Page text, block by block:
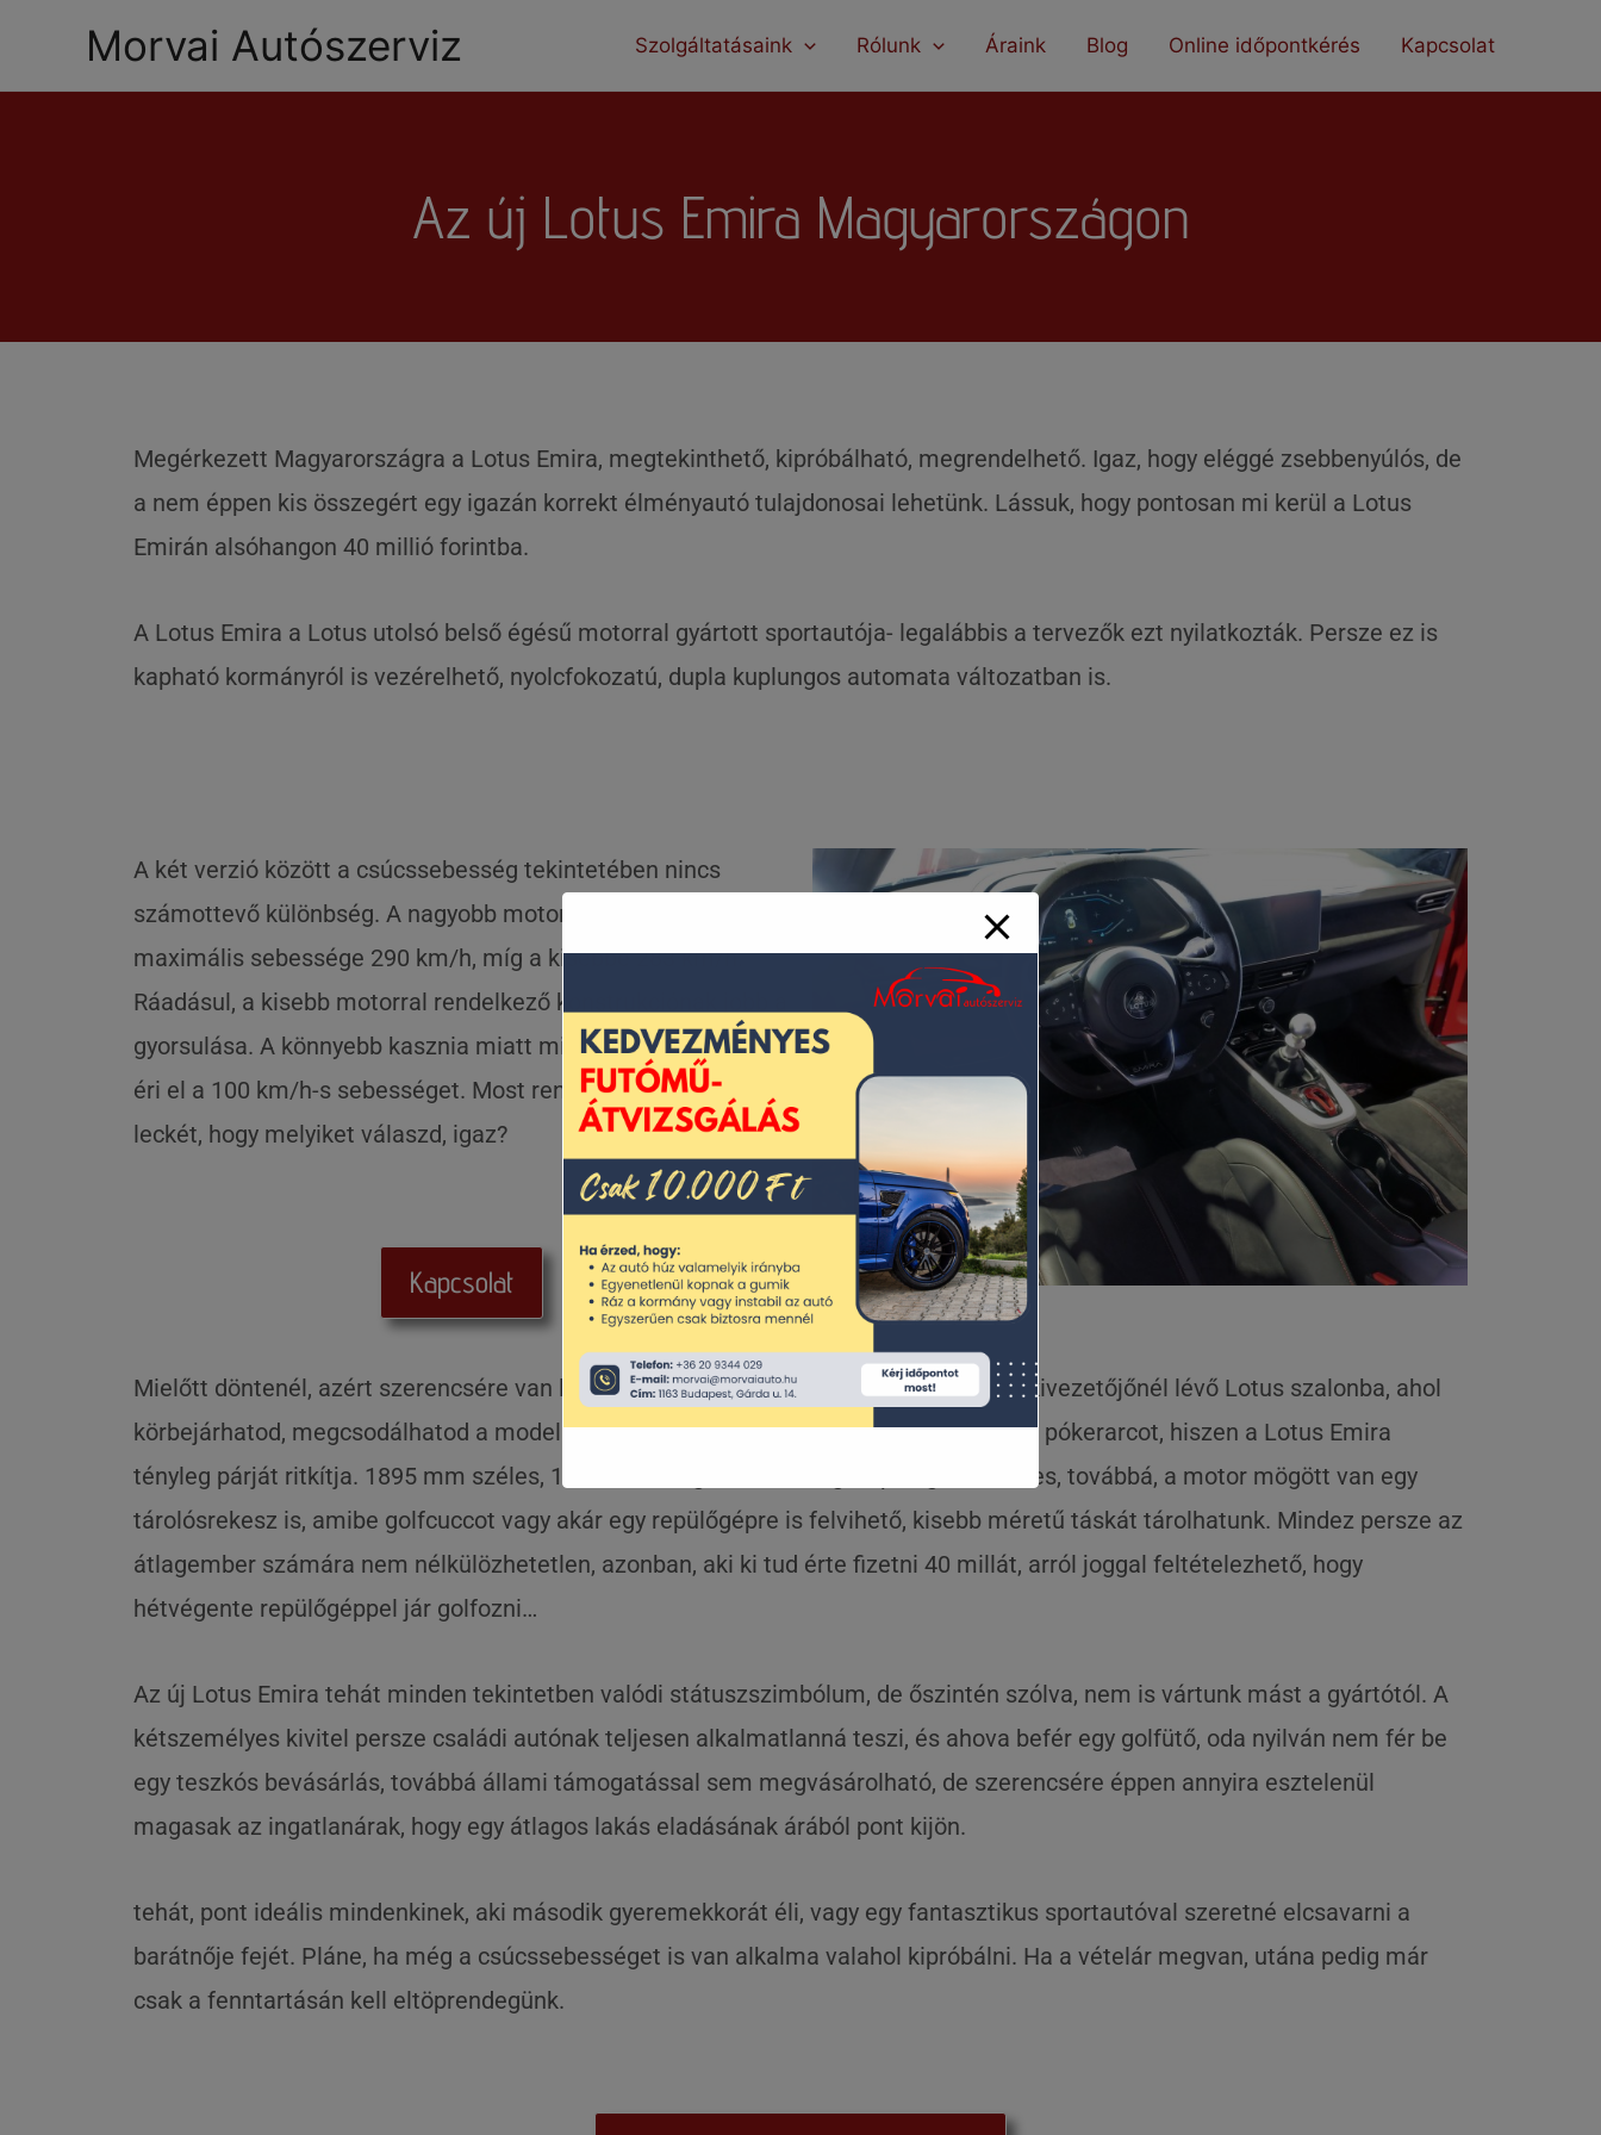
Morvai Autószerviz Szolgáltatásaink Rólunk Áraink Blog Online időpontkérés Kapcsolat
Az új Lotus Emira Magyarországon
Megérkezett Magyarországra a Lotus Emira, megtekinthető, kipróbálható, megrendelhető. Igaz, hogy eléggé zsebbenyúlós, de
a nem éppen kis összegért egy igazán korrekt élményautó tulajdonosai lehetünk. Lássuk, hogy pontosan mi kerül a Lotus
Emirán alsóhangon 40 millió forintba.
A Lotus Emira a Lotus utolsó belső égésű motorral gyártott sportautója- legalábbis a tervezők ezt nyilatkozták. Persze ez is
kapható kormányról is vezérelhető, nyolcfokozatú, dupla kuplungos automata változatban is.
A két verzió között a csúcssebesség tekintetében nincs
számottevő különbség. A nagyobb motorral ellátott változat
maximális sebessége 290 km/h, míg a kisebbé 283 km/h.
Ráadásul, a kisebb motorral rendelkező konstrukciónak jobb a
gyorsulása. A könnyebb kasznia miatt mindössze 4,2 mp alatt
éri el a 100 km/h-s sebességet. Most rendesen feladtuk a
leckét, hogy melyiket válaszd, igaz?
Kapcsolat
Mielőtt döntenél, azért szerencsére van lehetőséged ellátogatni az M3-as budapesti kivezetőjőnél lévő Lotus szalonba, ahol
körbejárhatod, megcsodálhatod a modellt. Előre szólunk, hogy nehéz lesz megőrizni a pókerarcot, hiszen a Lotus Emira
tényleg párját ritkítja. 1895 mm széles, 1225 mm magas, a csomagtér pedig 359 literes, továbbá, a motor mögött van egy
tárolósrekesz is, amibe golfcuccot vagy akár egy repülőgépre is felvihető, kisebb méretű táskát tárolhatunk. Mindez persze az
átlagember számára nem nélkülözhetetlen, azonban, aki ki tud érte fizetni 40 millát, arról joggal feltételezhető, hogy
hétvégente repülőgéppel jár golfozni…
Az új Lotus Emira tehát minden tekintetben valódi státuszszimbólum, de őszintén szólva, nem is vártunk mást a gyártótól. A
kétszemélyes kivitel persze családi autónak teljesen alkalmatlanná teszi, és ahova befér egy golfütő, oda nyilván nem fér be
egy teszkós bevásárlás, továbbá állami támogatással sem megvásárolható, de szerencsére éppen annyira esztelenül
magasak az ingatlanárak, hogy egy átlagos lakás eladásának árából pont kijön.
tehát, pont ideális mindenkinek, aki második gyeremekkorát éli, vagy egy fantasztikus sportautóval szeretné elcsavarni a
barátnője fejét. Pláne, ha még a csúcssebességet is van alkalma valahol kipróbálni. Ha a vételár megvan, utána pedig már
csak a fenntartásán kell eltöprendegünk.